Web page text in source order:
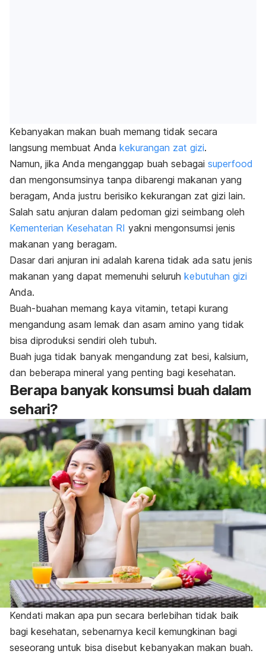
Kebanyakan makan buah memang tidak secara
langsung membuat Anda kekurangan zat gizi.
Namun, jika Anda menganggap buah sebagai superfood
dan mengonsumsinya tanpa dibarengi makanan yang
beragam, Anda justru berisiko kekurangan zat gizi lain.
Salah satu anjuran dalam pedoman gizi seimbang oleh
Kementerian Kesehatan RI yakni mengonsumsi jenis
makanan yang beragam.
Dasar dari anjuran ini adalah karena tidak ada satu jenis
makanan yang dapat memenuhi seluruh kebutuhan gizi
Anda.
Buah-buahan memang kaya vitamin, tetapi kurang
mengandung asam lemak dan asam amino yang tidak
bisa diproduksi sendiri oleh tubuh.
Buah juga tidak banyak mengandung zat besi, kalsium,
dan beberapa mineral yang penting bagi kesehatan.
Berapa banyak konsumsi buah dalam
sehari?
Kendati makan apa pun secara berlebihan tidak baik
bagi kesehatan, sebenarnya kecil kemungkinan bagi
seseorang untuk bisa disebut kebanyakan makan buah.